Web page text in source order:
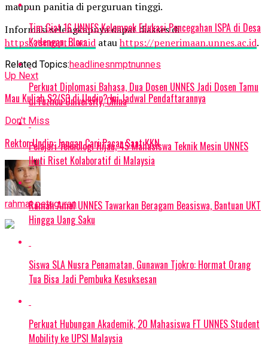
maupun panitia di perguruan tinggi.
Informasi selengkapnya dapat diakses di
https://snmptn.ac.id atauhttps://penerimaan.unnes.ac.id.
Related Topics:headlinesnmptnunnes
Up Next
Mau Kuliah S2/S3 di Undip? Ini Jadwal Pendaftarannya
Don't Miss
Rektor Undip: Jangan Cari Pacar Saat KKN
rahmat petuguran
Tim Giat 16 UNNES Kelompok Edukasi Pencegahan ISPA di Desa
Kadengan, Blora
Perkuat Diplomasi Bahasa, Dua Dosen UNNES Jadi Dosen Tamu
di Fuzhou University, China
Pelajari Teknologi Hijau, 45 Mahasiswa Teknik Mesin UNNES
Ikuti Riset Kolaboratif di Malaysia
Rumah Amal UNNES Tawarkan Beragam Beasiswa, Bantuan UKT
Hingga Uang Saku
Siswa SLA Nusra Penamatan, Gunawan Tjokro: Hormat Orang
Tua Bisa Jadi Pembuka Kesuksesan
Perkuat Hubungan Akademik, 20 Mahasiswa FT UNNES Student
Mobility ke UPSI Malaysia